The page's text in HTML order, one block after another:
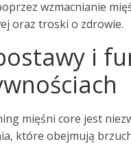
wzmacnianie
oraz troski o zdrowie.
i
mięśni core jest
które obejmują